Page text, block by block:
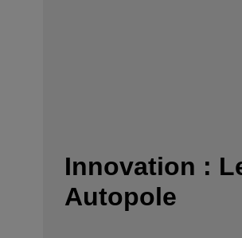
Innovation :
Autopole